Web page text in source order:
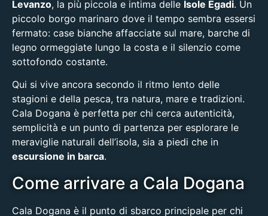
Levanzo, la più piccola e intima delle Isole Egadi. Un
piccolo borgo marinaro dove il tempo sembra essersi
fermato: case bianche affacciate sul mare, barche di
legno ormeggiate lungo la costa e il silenzio come
sottofondo costante.
Qui si vive ancora secondo il ritmo lento delle
stagioni e della pesca, tra natura, mare e tradizioni.
Cala Dogana è perfetta per chi cerca autenticità,
semplicità e un punto di partenza per esplorare le
meraviglie naturali dell’isola, sia a piedi che in
escursione in barca.
Come arrivare a Cala Dogana
Cala Dogana è il punto di sbarco principale per chi